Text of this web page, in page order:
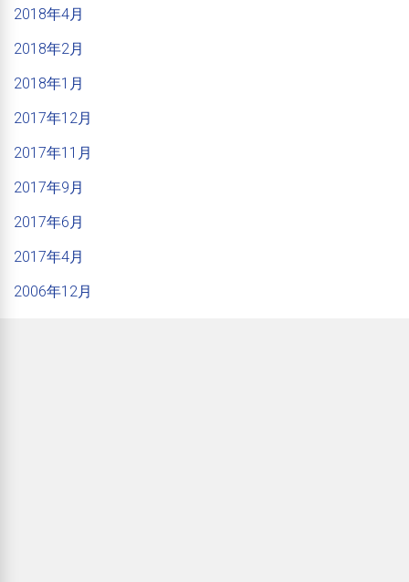
2018年4月
2018年2月
2018年1月
2017年12月
2017年11月
2017年9月
2017年6月
2017年4月
2006年12月